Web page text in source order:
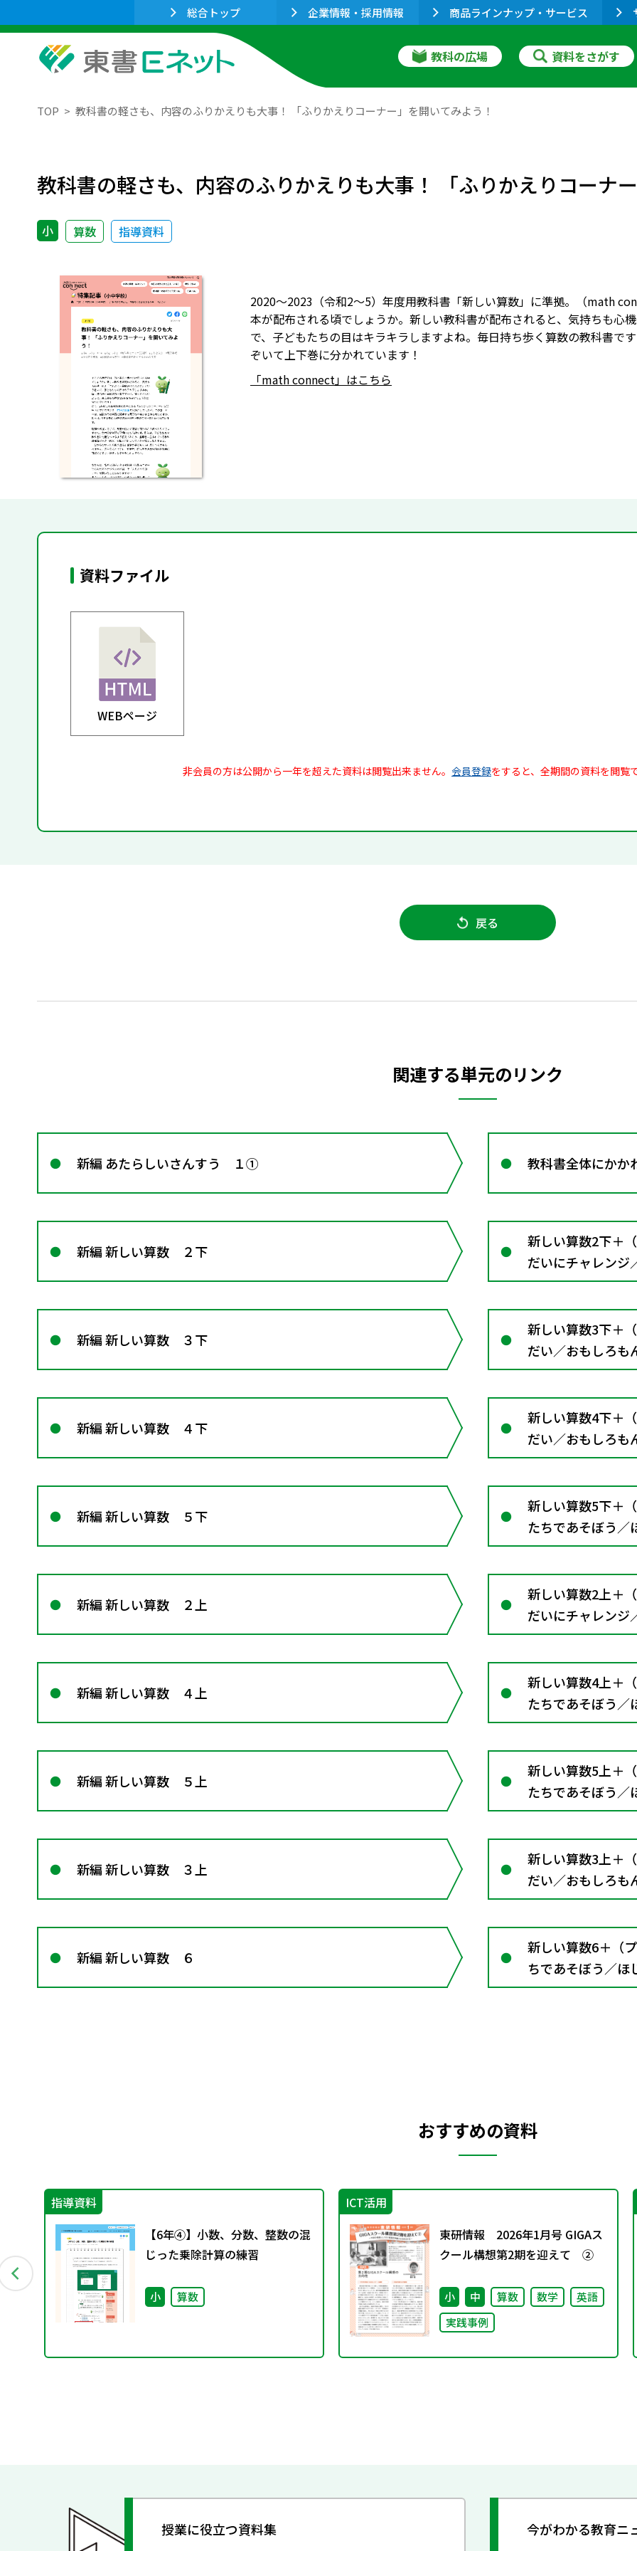
総合トップ 企業情報・採用情報 商品ラインナップ・サービス
教科の広場 資料をさがす
TOP 教科書の軽さも、内容のふりかえりも大事！ 「ふりかえりコーナー」を開いてみよう！
教科書の軽さも、内容のふりかえりも大事！ 「ふりかえりコーナ
小 算数 指導資料
2020～2023（令和2～5）年度用教科書「新しい算数」に準拠。（math
本が配布される頃でしょうか。新しい教科書が配布されると、気持ちも心
で、子どもたちの目はキラキラしますよね。毎日持ち歩く算数の教科書で
ぞいて上下巻に分かれています！
「math connect」はこちら
資料ファイル
WEBページ
非会員の方は公開から一年を超えた資料は閲覧出来ません。 会員登録をすると、全期間の資料を閲覧
戻る
関連する単元のリンク
新編 あたらしいさんすう １① 教科書全体にかか
新編 新しい算数 ２下
新しい算数2下＋
だいにチャレンジ
新編 新しい算数 ３下
新しい算数3下＋
だい／おもしろも
新編 新しい算数 ４下
新しい算数4下＋
だい／おもしろも
えてみよう／ふり
新編 新しい算数 ５下
新しい算数5下＋
たちであそぼう／
ャレンジ／ふりか
新編 新しい算数 ２上
新しい算数2上＋
だいにチャレンジ
新編 新しい算数 ４上
新しい算数4上＋
たちであそぼう／
ャレンジ／ふりか
新編 新しい算数 ５上
新しい算数5上＋
たちであそぼう／
ャレンジ／数直線
ナー
新編 新しい算数 ３上
新しい算数3上＋
だい／おもしろも
新編 新しい算数 ６
新しい算数6＋（
ちであそぼう／ほ
レンジ／ふりかえ
おすすめの資料
指導資料
【6年④】小数、分数、整数の混
じった乗除計算の練習
小 算数
ICT活用
東研情報 2026年1月号 GIGAス
クール構想第2期を迎えて ②
小 中 算数 数学
英語
実践事例
授業に役立つ資料集 今がわかる教育ニ